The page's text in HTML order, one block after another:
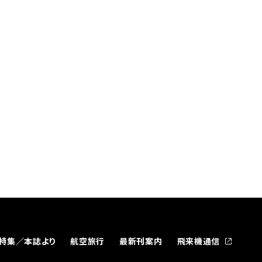
集／本誌より 航空旅行 最新刊案内 飛来機通信